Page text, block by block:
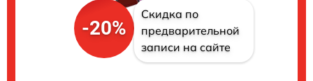
-20%
Скидка по
предварительной
записи на сайте